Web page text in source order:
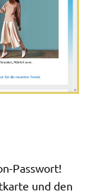
Passwort!
und den